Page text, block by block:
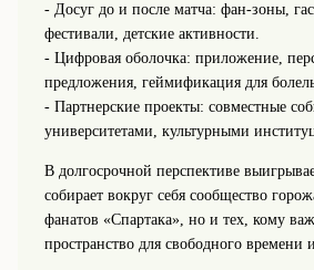
- Досуг до и после матча: фан-зоны,
фестивали, детские активности.
- Цифровая оболочка: приложение,
предложения, геймификация для
- Партнерские проекты: совместные
университетами, культурными
В долгосрочной перспективе
собирает вокруг себя сообщество
фанатов «Спартака», но и тех, кому
пространство для свободного времени